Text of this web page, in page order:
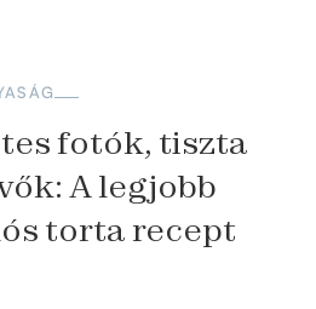
fotók, tiszta
A legjobb
torta recept